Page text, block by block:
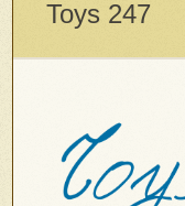
Toys 247